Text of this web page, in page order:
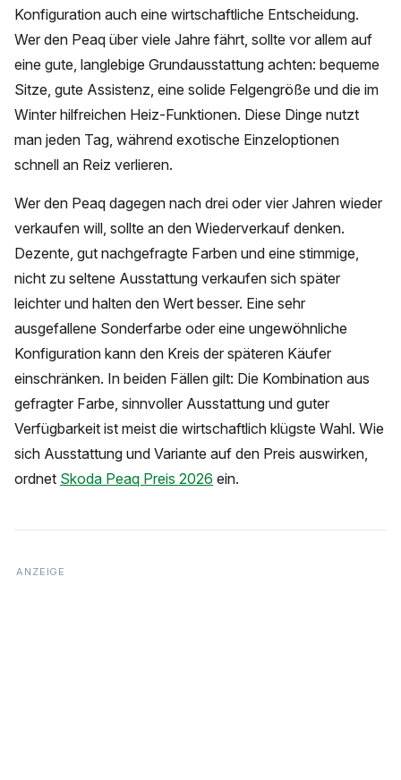
Konfiguration auch eine wirtschaftliche Entscheidung.
Wer den Peaq über viele Jahre fährt, sollte vor allem auf
eine gute, langlebige Grundausstattung achten: bequeme
Sitze, gute Assistenz, eine solide Felgengröße und die im
Winter hilfreichen Heiz-Funktionen. Diese Dinge nutzt
man jeden Tag, während exotische Einzeloptionen
schnell an Reiz verlieren.
Wer den Peaq dagegen nach drei oder vier Jahren wieder
verkaufen will, sollte an den Wiederverkauf denken.
Dezente, gut nachgefragte Farben und eine stimmige,
nicht zu seltene Ausstattung verkaufen sich später
leichter und halten den Wert besser. Eine sehr
ausgefallene Sonderfarbe oder eine ungewöhnliche
Konfiguration kann den Kreis der späteren Käufer
einschränken. In beiden Fällen gilt: Die Kombination aus
gefragter Farbe, sinnvoller Ausstattung und guter
Verfügbarkeit ist meist die wirtschaftlich klügste Wahl. Wie
sich Ausstattung und Variante auf den Preis auswirken,
ordnet Skoda Peaq Preis 2026 ein.